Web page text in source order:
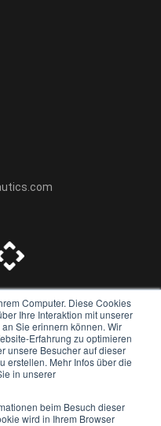
Computer. Diese Cookies
Ihre Interaktion mit unserer
Sie erinnern können. Wir
Erfahrung zu optimieren
unsere Besucher auf dieser
erstellen. Mehr Infos über die
in unserer
beim Besuch dieser
wird in Ihrem Browser
our traffic. By